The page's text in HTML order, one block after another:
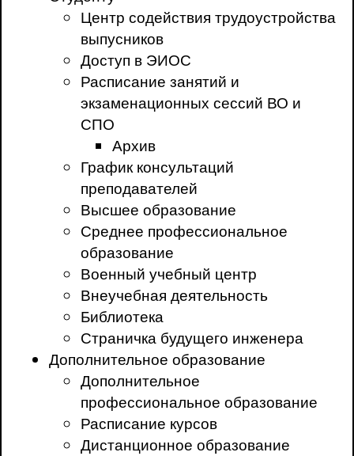
Центр содействия трудоустройства
выпусников
Доступ в ЭИОС
Расписание занятий и
экзаменационных сессий ВО и
СПО
Архив
График консультаций
преподавателей
Высшее образование
Среднее профессиональное
образование
Военный учебный центр
Внеучебная деятельность
Библиотека
Страничка будущего инженера
Дополнительное образование
Дополнительное
профессиональное образование
Расписание курсов
Дистанционное образование